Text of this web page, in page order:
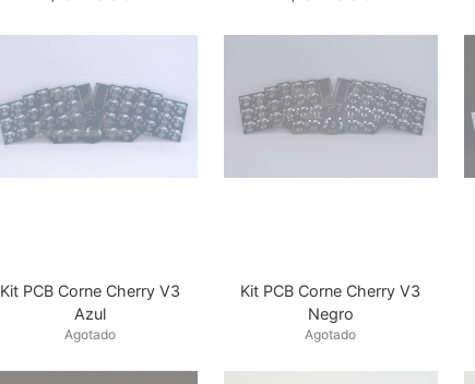
Kit PCB Corne Cherry V3
Azul
Agotado
Kit PCB Corne Cherry V3
Negro
Agotado